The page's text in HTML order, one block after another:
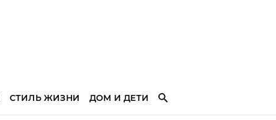
СТИЛЬ ЖИЗНИ ДОМ И ДЕТИ